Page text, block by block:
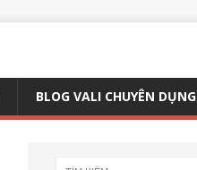
BLOG VALI CHUYÊN DỤNG